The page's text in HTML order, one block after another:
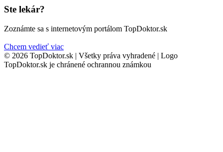
Ste lekár?
Zoznámte sa s internetovým portálom TopDoktor.sk
Chcem vedieť viac
© 2026 TopDoktor.sk | Všetky práva vyhradené | Logo
TopDoktor.sk je chránené ochrannou známkou